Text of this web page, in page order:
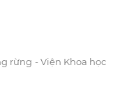
rừng - Viện Khoa học